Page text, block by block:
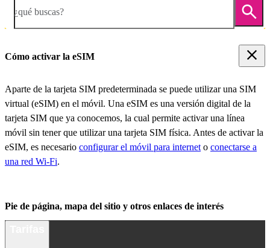
¿qué buscas?
Cómo activar la eSIM
Aparte de la tarjeta SIM predeterminada se puede utilizar una SIM
virtual (eSIM) en el móvil. Una eSIM es una versión digital de la
tarjeta SIM que ya conocemos, la cual permite activar una línea
móvil sin tener que utilizar una tarjeta SIM física. Antes de activar la
eSIM, es necesario configurar el móvil para internet o conectarse a
una red Wi-Fi.
Pie de página, mapa del sitio y otros enlaces de interés